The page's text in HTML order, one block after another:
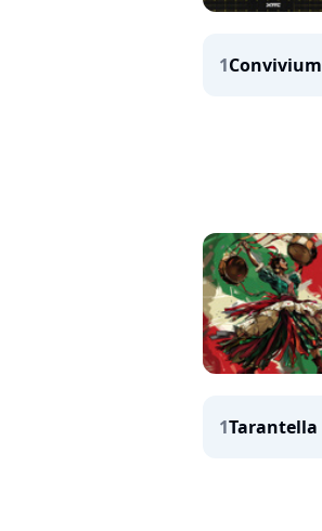
1Convivium
1Tarantella